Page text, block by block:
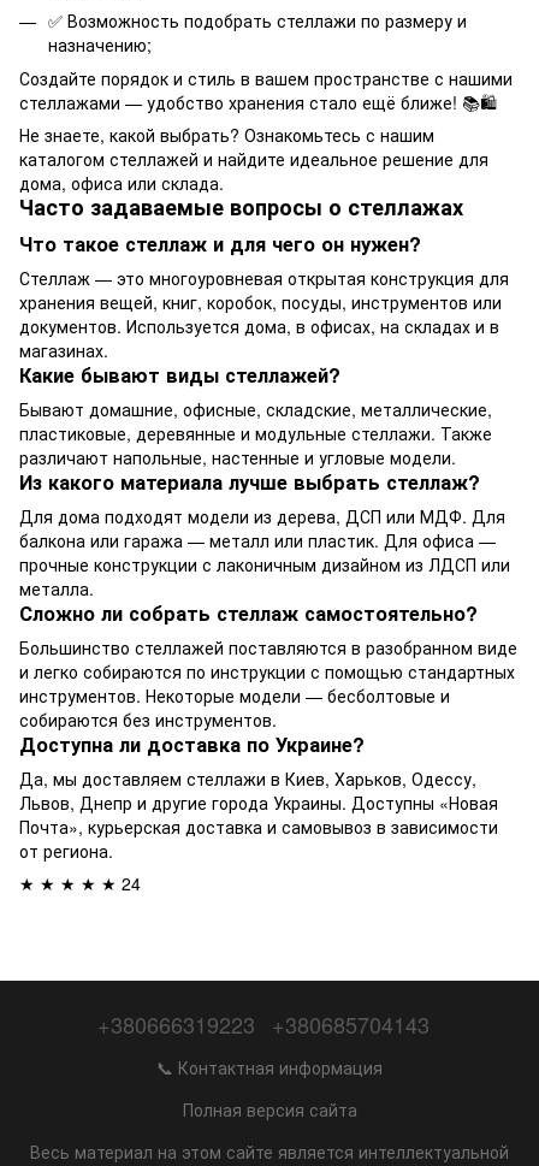
✅ Возможность подобрать стеллажи по размеру и
назначению;
Создайте порядок и стиль в вашем пространстве с нашими
стеллажами — удобство хранения стало ещё ближе! 📚🛍️
Не знаете, какой выбрать? Ознакомьтесь с нашим
каталогом стеллажей и найдите идеальное решение для
дома, офиса или склада.
Часто задаваемые вопросы о стеллажах
Что такое стеллаж и для чего он нужен?
Стеллаж — это многоуровневая открытая конструкция для
хранения вещей, книг, коробок, посуды, инструментов или
документов. Используется дома, в офисах, на складах и в
магазинах.
Какие бывают виды стеллажей?
Бывают домашние, офисные, складские, металлические,
пластиковые, деревянные и модульные стеллажи. Также
различают напольные, настенные и угловые модели.
Из какого материала лучше выбрать стеллаж?
Для дома подходят модели из дерева, ДСП или МДФ. Для
балкона или гаража — металл или пластик. Для офиса —
прочные конструкции с лаконичным дизайном из ЛДСП или
металла.
Сложно ли собрать стеллаж самостоятельно?
Большинство стеллажей поставляются в разобранном виде
и легко собираются по инструкции с помощью стандартных
инструментов. Некоторые модели — бесболтовые и
собираются без инструментов.
Доступна ли доставка по Украине?
Да, мы доставляем стеллажи в Киев, Харьков, Одессу,
Львов, Днепр и другие города Украины. Доступны «Новая
Почта», курьерская доставка и самовывоз в зависимости
от региона.
★ ★ ★ ★ ★ 24
+380666319223 +380685704143
📞 Контактная информация
Полная версия сайта
Весь материал на этом сайте является интеллектуальной